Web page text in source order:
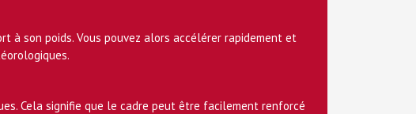
à son poids. Vous pouvez alors accélérer rapidement et
Cela signifie que le cadre peut être facilement renforcé